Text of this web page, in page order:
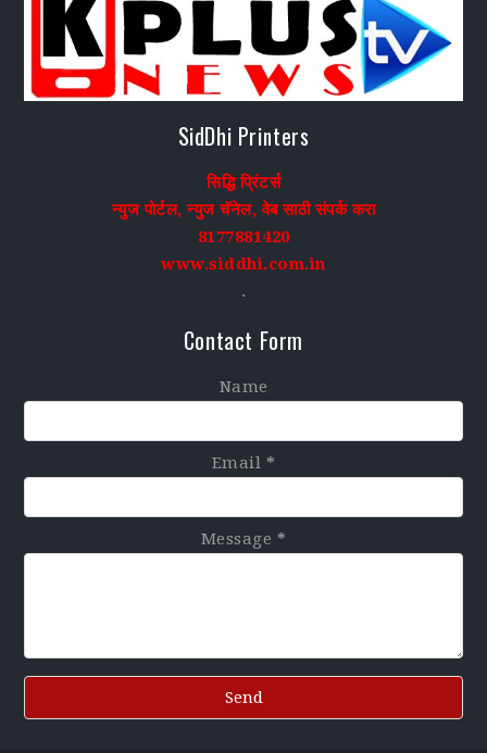
SidDhi Printers
सिद्धि प्रिंटर्स
न्युज पोर्टल, न्युज चॅनेल, वेब साठी संपर्क करा
8177881420
www.siddhi.com.in
.
Contact Form
Name
Email *
Message *